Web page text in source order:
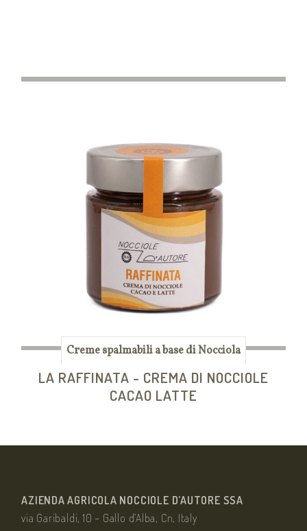
Creme spalmabili a base di Nocciola
LA RAFFINATA - CREMA DI NOCCIOLE
CACAO LATTE
AZIENDA AGRICOLA NOCCIOLE D’AUTORE SSA
via Garibaldi, 10 – Gallo d’Alba, Cn, Italy